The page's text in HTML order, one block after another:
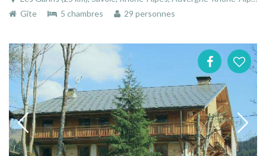
Gîte
5 chambres 29 personnes